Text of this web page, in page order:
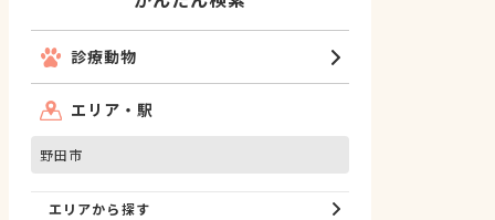
診療動物
エリア・駅
野田市
エリアから探す